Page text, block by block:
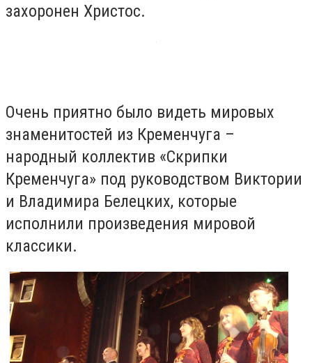
захоронен Христос.
Очень приятно было видеть мировых
знаменитостей из Кременчуга –
народный коллектив «Скрипки
Кременчуга» под руководством Виктории
и Владимира Белецких, которые
исполнили произведения мировой
классики.